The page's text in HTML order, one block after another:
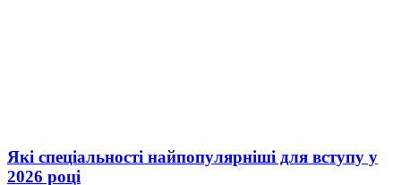
Які спеціальності найпопулярніші для вступу у
2026 році